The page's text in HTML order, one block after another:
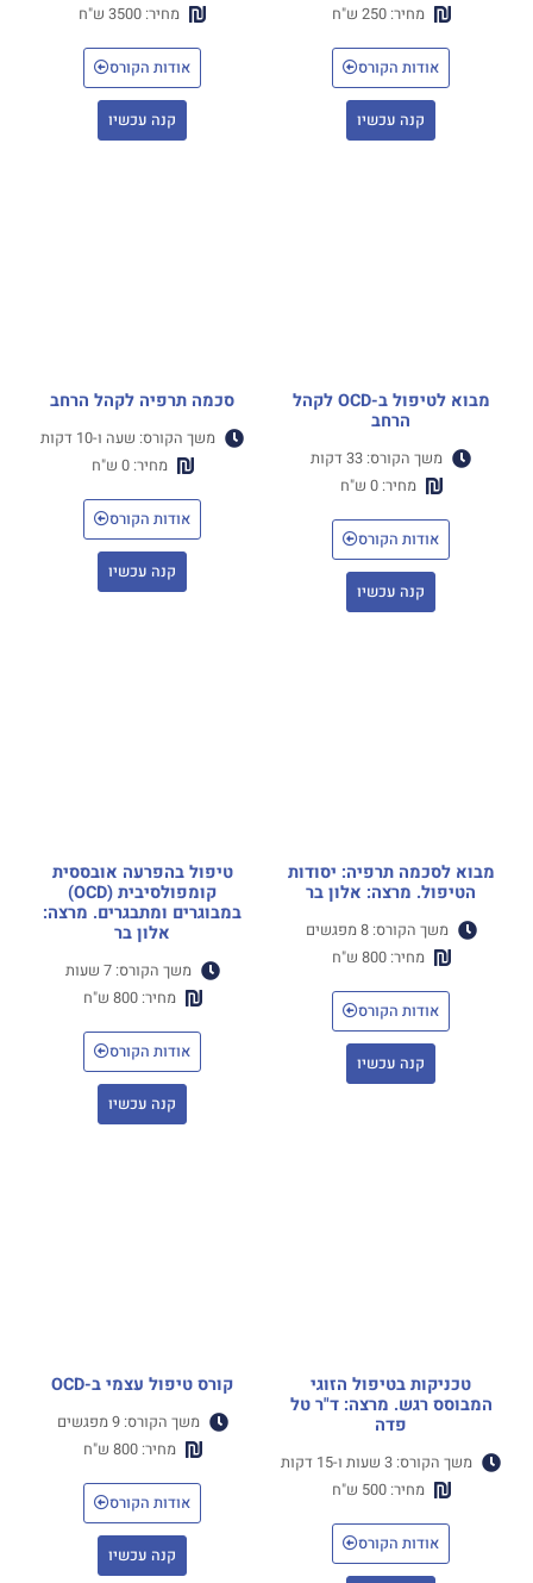
מחיר: 250 ש"ח
אודות הקורס
קנה עכשיו
מחיר: 3500 ש"ח
אודות הקורס
קנה עכשיו
מבוא לטיפול ב-OCD לקהל
הרחב
משך הקורס: 33 דקות
מחיר: 0 ש"ח
אודות הקורס
קנה עכשיו
סכמה תרפיה לקהל הרחב
משך הקורס: שעה ו-10 דקות
מחיר: 0 ש"ח
אודות הקורס
קנה עכשיו
מבוא לסכמה תרפיה: יסודות
הטיפול. מרצה: אלון בר
משך הקורס: 8 מפגשים
מחיר: 800 ש"ח
אודות הקורס
קנה עכשיו
טיפול בהפרעה אובססית
קומפולסיבית (OCD)
במבוגרים ומתבגרים. מרצה:
אלון בר
משך הקורס: 7 שעות
מחיר: 800 ש"ח
אודות הקורס
קנה עכשיו
טכניקות בטיפול הזוגי
המבוסס רגש. מרצה: ד"ר טל
פדה
משך הקורס: 3 שעות ו-15 דקות
מחיר: 500 ש"ח
אודות הקורס
קורס טיפול עצמי ב-OCD
משך הקורס: 9 מפגשים
מחיר: 800 ש"ח
אודות הקורס
קנה עכשיו